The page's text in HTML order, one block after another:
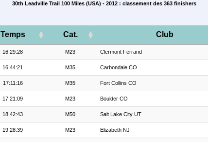
30th Leadville Trail 100 Miles (USA) - 2012 : classement des 363 finishers
Temps Cat. Club
16:29:28 M23 Clermont Ferrand
16:44:21 M35 Carbondale CO
17:11:16 M35 Fort Collins CO
17:21:09 M23 Boulder CO
18:42:43 M50 Salt Lake City UT
19:28:39 M23 Elizabeth NJ